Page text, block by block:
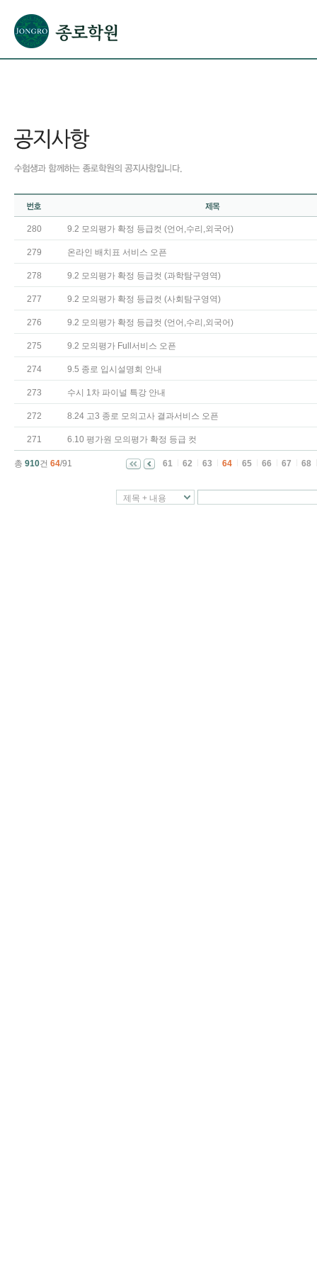
280 9.2 모의평가 확정 등급컷 (언어,수리,외국어)
279 온라인 배치표 서비스 오픈
278 9.2 모의평가 확정 등급컷 (과학탐구영역)
277 9.2 모의평가 확정 등급컷 (사회탐구영역)
276 9.2 모의평가 확정 등급컷 (언어,수리,외국어)
275 9.2 모의평가 Full서비스 오픈
274 9.5 종로 입시설명회 안내
273 수시 1차 파이널 특강 안내
272 8.24 고3 종로 모의고사 결과서비스 오픈
271 6.10 평가원 모의평가 확정 등급 컷
총 910건 64/91 61 62 63 64 65 66 67 68
제목 + 내용